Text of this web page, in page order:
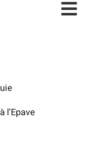
l’Epave